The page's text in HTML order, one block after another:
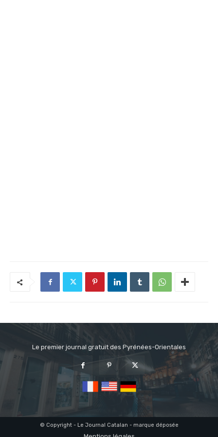
Le premier journal gratuit des Pyrénées-Orientales
© Copyright - Le Journal Catalan - marque déposée